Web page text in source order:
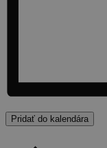
Pridať do kalendára